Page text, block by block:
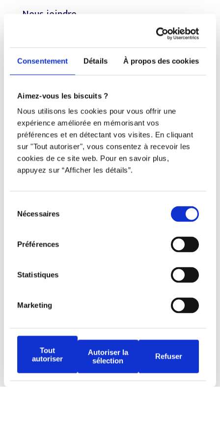
Consentement Détails À propos des cookies
Aimez-vous les biscuits ?
Nous utilisons les cookies pour vous offrir une
expérience améliorée en mémorisant vos
préférences et en détectant vos visites. En cliquant
sur "Tout autoriser", vous consentez à recevoir les
cookies de ce site web. Pour en savoir plus,
appuyez sur “Afficher les détails”.
Nécessaires
Préférences
Statistiques
Marketing
Tout
autoriser
Autoriser la
sélection
Refuser
Nous joindre
Email
info@djob.co
Liens utiles
S’inscrire
À propos
Restez à l’affût !
Tous droits réservés © Djob
Avertissement
Politique de protection